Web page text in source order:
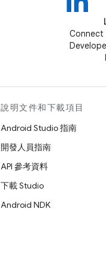
Connect
說明文件和下載項目
Android Studio 指南
開發人員指南
API 參考資料
下載 Studio
Android NDK